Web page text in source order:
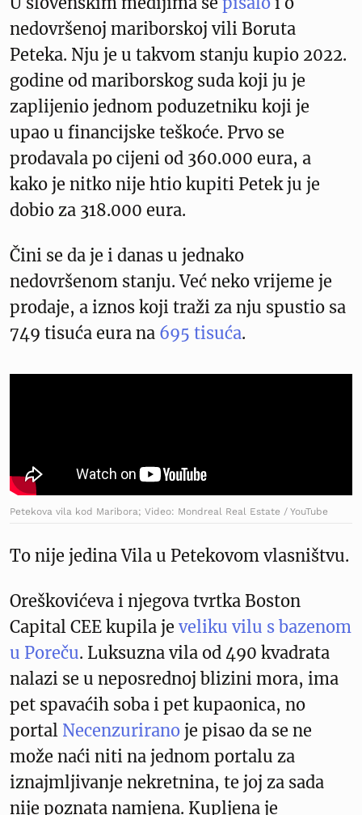
nedovršenoj mariborskoj vili Boruta
Peteka. Nju je u takvom stanju kupio 2022.
godine od mariborskog suda koji ju je
zaplijenio jednom poduzetniku koji je
upao u financijske teškoće. Prvo se
prodavala po cijeni od 360.000 eura, a
kako je nitko nije htio kupiti Petek ju je
dobio za 318.000 eura.
Čini se da je i danas u jednako
nedovršenom stanju. Već neko vrijeme je
prodaje, a iznos koji traži za nju spustio sa
749 tisuća eura na 695 tisuća.
Petekova vila kod Maribora; Video: Mondreal Real Estate / YouTube
To nije jedina Vila u Petekovom vlasništvu.
Oreškovićeva i njegova tvrtka Boston
Capital CEE kupila je veliku vilu s bazenom
u Poreču. Luksuzna vila od 490 kvadrata
nalazi se u neposrednoj blizini mora, ima
pet spavaćih soba i pet kupaonica, no
portal Necenzurirano je pisao da se ne
može naći niti na jednom portalu za
iznajmljivanje nekretnina, te joj za sada
nije poznata namjena. Kupljena je